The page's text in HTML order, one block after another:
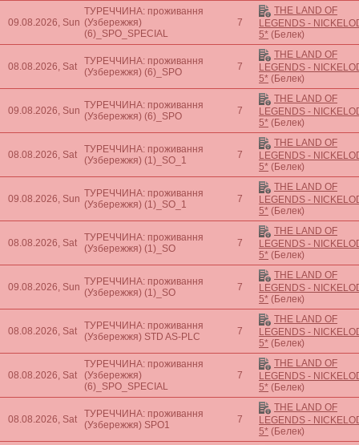
09.08.2026, Sun
ТУРЕЧЧИНА: проживання
(Узбережжя)
(6)_SPO_SPECIAL
7
THE LAND OF
LEGENDS -
5* (Белек)
08.08.2026, Sat
ТУРЕЧЧИНА: проживання
(Узбережжя) (6)_SPO 7
THE LAND OF
LEGENDS -
5* (Белек)
09.08.2026, Sun ТУРЕЧЧИНА: проживання
(Узбережжя) (6)_SPO 7
THE LAND OF
LEGENDS -
5* (Белек)
08.08.2026, Sat
ТУРЕЧЧИНА: проживання
(Узбережжя) (1)_SO_1 7
THE LAND OF
LEGENDS -
5* (Белек)
09.08.2026, Sun ТУРЕЧЧИНА: проживання
(Узбережжя) (1)_SO_1 7
THE LAND OF
LEGENDS -
5* (Белек)
08.08.2026, Sat
ТУРЕЧЧИНА: проживання
(Узбережжя) (1)_SO 7
THE LAND OF
LEGENDS -
5* (Белек)
09.08.2026, Sun ТУРЕЧЧИНА: проживання
(Узбережжя) (1)_SO 7
THE LAND OF
LEGENDS -
5* (Белек)
08.08.2026, Sat
ТУРЕЧЧИНА: проживання
(Узбережжя) STD AS-PLC 7
THE LAND OF
LEGENDS -
5* (Белек)
08.08.2026, Sat
ТУРЕЧЧИНА: проживання
(Узбережжя)
(6)_SPO_SPECIAL
7
THE LAND OF
LEGENDS -
5* (Белек)
08.08.2026, Sat
ТУРЕЧЧИНА: проживання
(Узбережжя) SPO1 7
THE LAND OF
LEGENDS -
5* (Белек)